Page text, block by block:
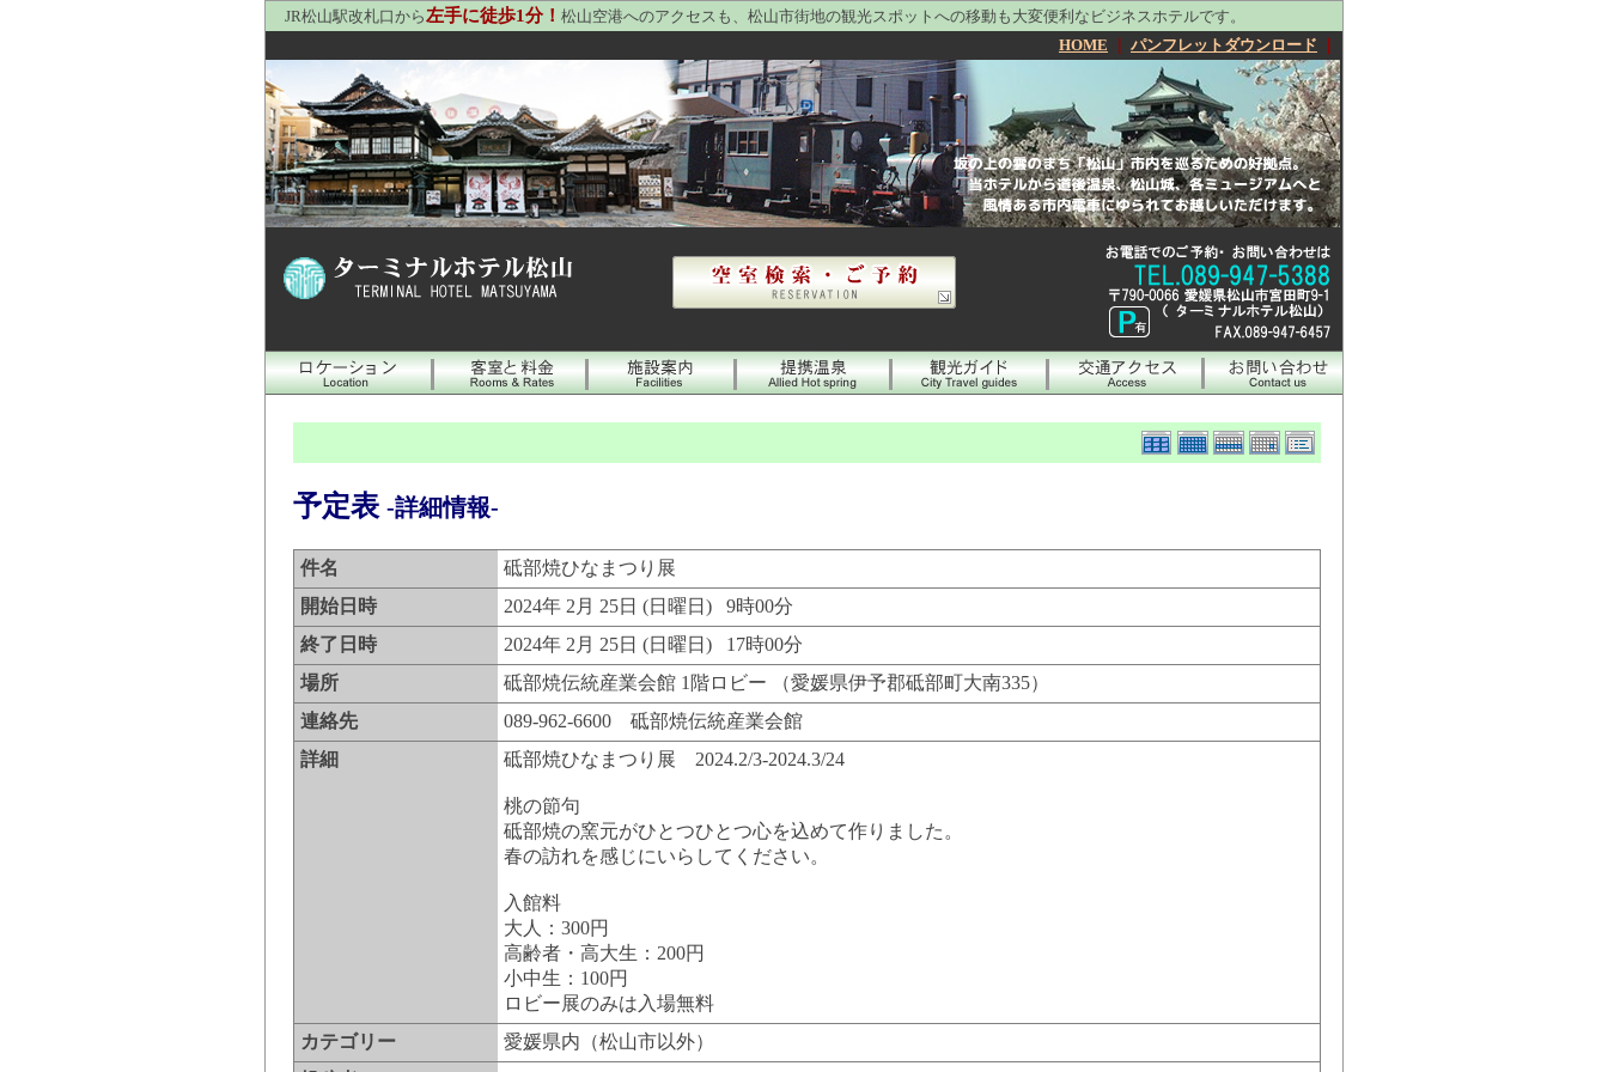
JR松山駅改札口から左手に徒歩1分！ 松山空港へのアクセスも、松山市街地の観光スポットへの移動も大変便利なビジネスホテルです。
HOME
パンフレットダウンロード
予定表 -詳細情報-
件名
砥部焼ひなまつり展
開始日時
2024年 2月 25日 (日曜日) 9時00分
終了日時
2024年 2月 25日 (日曜日) 17時00分
場所
砥部焼伝統産業会館 1階ロビー （愛媛県伊予郡砥部町大南335）
連絡先
089-962-6600 砥部焼伝統産業会館
詳細
砥部焼ひなまつり展 2024.2/3-2024.3/24
桃の節句
砥部焼の窯元がひとつひとつ心を込めて作りました。
春の訪れを感じにいらしてください。
入館料
大人：300円
高齢者・高大生：200円
小中生：100円
ロビー展のみは入場無料
カテゴリー
愛媛県内（松山市以外）